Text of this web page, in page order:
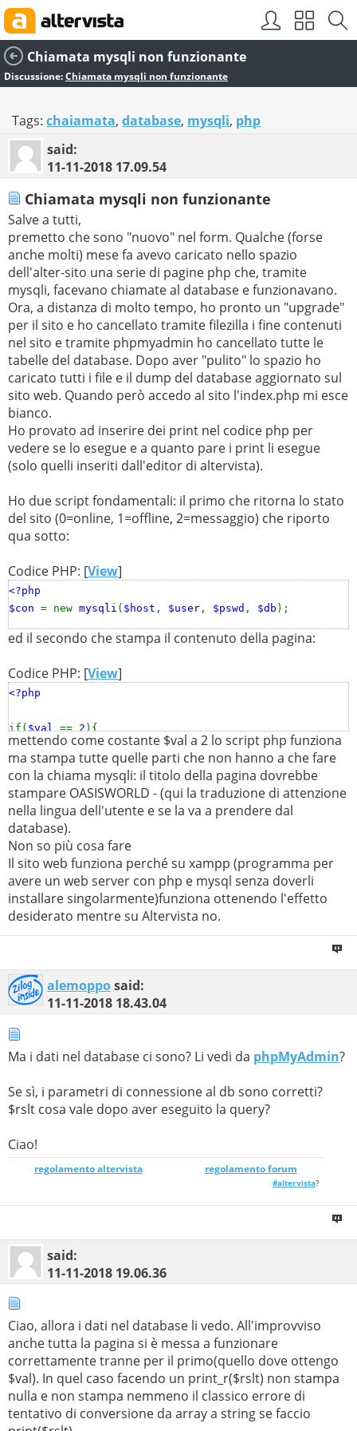
Chiamata mysqli non funzionante
Discussione:Chiamata mysqli non funzionante
Tags: chaiamata, database, mysqli, php
said:
11-11-2018 17.09.54
Chiamata mysqli non funzionante
Salve a tutti,
premetto che sono "nuovo" nel form. Qualche (forse
anche molti) mese fa avevo caricato nello spazio
dell'alter-sito una serie di pagine php che, tramite
mysqli, facevano chiamate al database e funzionavano.
Ora, a distanza di molto tempo, ho pronto un "upgrade"
per il sito e ho cancellato tramite filezilla i fine contenuti
nel sito e tramite phpmyadmin ho cancellato tutte le
tabelle del database. Dopo aver "pulito" lo spazio ho
caricato tutti i file e il dump del database aggiornato sul
sito web. Quando però accedo al sito l'index.php mi esce
bianco.
Ho provato ad inserire dei print nel codice php per
vedere se lo esegue e a quanto pare i print li esegue
(solo quelli inseriti dall'editor di altervista).
Ho due script fondamentali: il primo che ritorna lo stato
del sito (0=online, 1=offline, 2=messaggio) che riporto
qua sotto:
Codice PHP: [View]
<?php
$con = new mysqli ( $host , $user , $pswd , $db );
if ( $con->connect_error)
$sql
$rslt=$con->query($sql);
if( $rslt -> num_rows > 0 ) {
$rslt=$rslt ->fetch_array( MYSQLI_ASSOC);
$val=$rslt[ "val"];
}
?>
ed il secondo che stampa il contenuto della pagina:
Codice PHP: [View]
<?php
if($val==2){
print( '<div class="TITLE_ANNOUNCE">');
$con= new mysqli($host,$user, $pswd , $db);
if ($con->connect_error )
header("location: ../error/mysql.php"
$sql ='SELECT val FROM siteinfo WHERE
keyval="TITLE_ANNOUNCE" AND lang="' .$lang.'"'
$rslt=$con->query($sql );
if($rslt->num_rows>0) {
$title_announce
}
$con
print($title_announce );
print('<div class="PHOTO" style="left: -24.5vw">'
$con
header("location: ../error/mysql.php");
$sql='SELECT val FROM siteinfo WHERE
keyval="PHOTO"'
$rslt = $con->query($sql);
if(
$rslt =$rslt->fetch_array(MYSQLI_ASSOC);
$PHOTO=$rslt["val" ];
}
$con->close ();
mettendo come costante $val a 2 lo script php funziona
ma stampa tutte quelle parti che non hanno a che fare
con la chiama mysqli: il titolo della pagina dovrebbe
stampare OASISWORLD - (qui la traduzione di attenzione
nella lingua dell'utente e se la va a prendere dal
database).
Non so più cosa fare
Il sito web funziona perché su xampp (programma per
avere un web server con php e mysql senza doverli
installare singolarmente)funziona ottenendo l'effetto
desiderato mentre su Altervista no.
alemopposaid:
11-11-2018 18.43.04
Ma i dati nel database ci sono? Li vedi da phpMyAdmin?
Se sì, i parametri di connessione al db sono corretti?
$rslt cosa vale dopo aver eseguito la query?
Ciao!
regolamento altervista_______________ regolamento forum
#altervista?
said:
11-11-2018 19.06.36
Ciao, allora i dati nel database li vedo. All'improvviso
anche tutta la pagina si è messa a funzionare
correttamente tranne per il primo(quello dove ottengo
$val). In quel caso facendo un print_r($rslt) non stampa
nulla e non stampa nemmeno il classico errore di
tentativo di conversione da array a string se faccio